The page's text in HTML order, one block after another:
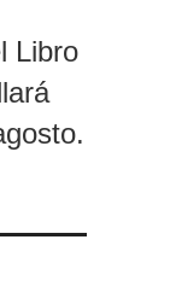
Libro